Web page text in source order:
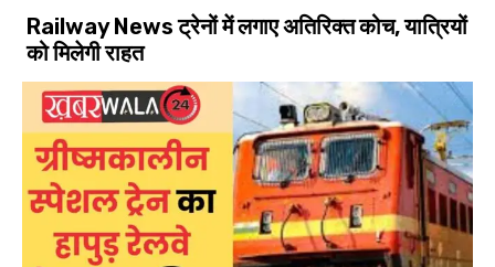
Railway News ट्रेनों में लगाए अतिरिक्त कोच, यात्रियों
को मिलेगी राहत